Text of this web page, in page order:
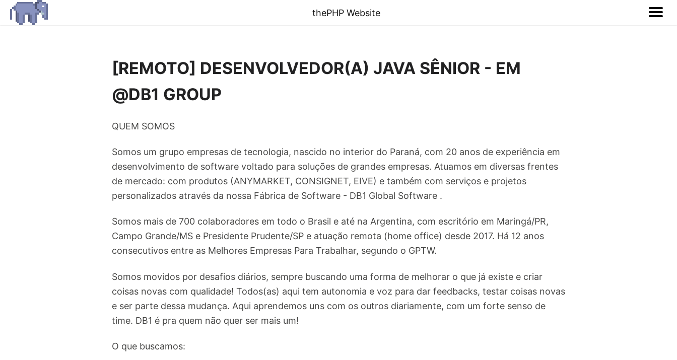
thePHP Website
[REMOTO] DESENVOLVEDOR(A) JAVA SÊNIOR - EM
@DB1 GROUP
QUEM SOMOS
Somos um grupo empresas de tecnologia, nascido no interior do Paraná, com 20 anos de experiência em
desenvolvimento de software voltado para soluções de grandes empresas. Atuamos em diversas frentes
de mercado: com produtos (ANYMARKET, CONSIGNET, EIVE) e também com serviços e projetos
personalizados através da nossa Fábrica de Software - DB1 Global Software .
Somos mais de 700 colaboradores em todo o Brasil e até na Argentina, com escritório em Maringá/PR,
Campo Grande/MS e Presidente Prudente/SP e atuação remota (home office) desde 2017. Há 12 anos
consecutivos entre as Melhores Empresas Para Trabalhar, segundo o GPTW.
Somos movidos por desafios diários, sempre buscando uma forma de melhorar o que já existe e criar
coisas novas com qualidade! Todos(as) aqui tem autonomia e voz para dar feedbacks, testar coisas novas
e ser parte dessa mudança. Aqui aprendemos uns com os outros diariamente, com um forte senso de
time. DB1 é pra quem não quer ser mais um!
O que buscamos: